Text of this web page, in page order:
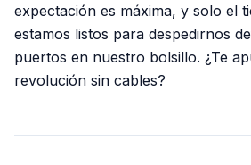
expectación es máxima, y solo el
estamos listos para despedirnos
puertos en nuestro bolsillo. ¿Te
revolución sin cables?